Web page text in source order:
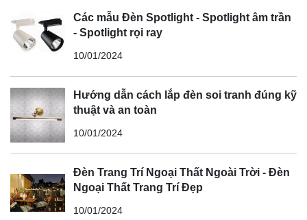
Các mẫu Đèn Spotlight - Spotlight âm trần
- Spotlight rọi ray
10/01/2024
Hướng dẫn cách lắp đèn soi tranh đúng kỹ
thuật và an toàn
10/01/2024
Đèn Trang Trí Ngoại Thất Ngoài Trời - Đèn
Ngoại Thất Trang Trí Đẹp
10/01/2024